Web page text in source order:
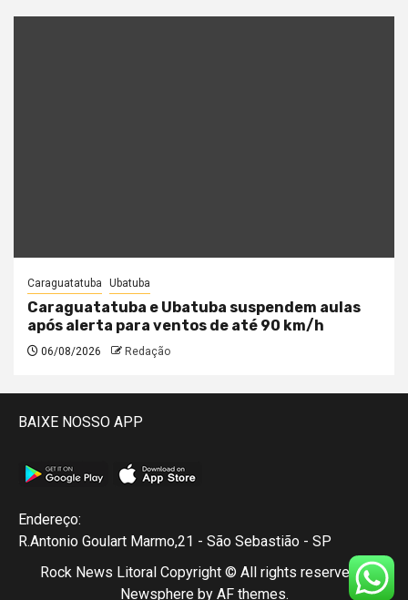
Caraguatatuba Ubatuba
Caraguatatuba e Ubatuba suspendem aulas
após alerta para ventos de até 90 km/h
06/08/2026 Redação
BAIXE NOSSO APP
Endereço:
R.Antonio Goulart Marmo,21 - São Sebastião - SP
Rock News Litoral Copyright © All rights reserved.|
Newsphereby AF themes.